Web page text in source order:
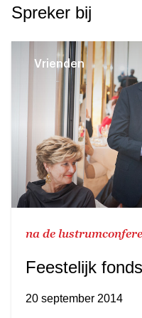
Spreker bij
Vrienden
na de
Feestelijk
20 september 2014